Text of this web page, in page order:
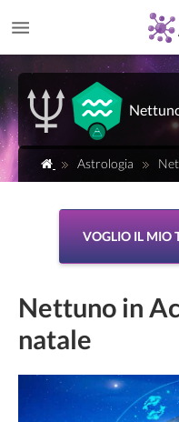
Astrologia
VOGLIO IL MIO
Nettuno in
natale